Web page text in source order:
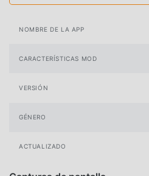
NOMBRE DE LA APP
CARACTERÍSTICAS MOD
VERSIÓN
GÉNERO
ACTUALIZADO